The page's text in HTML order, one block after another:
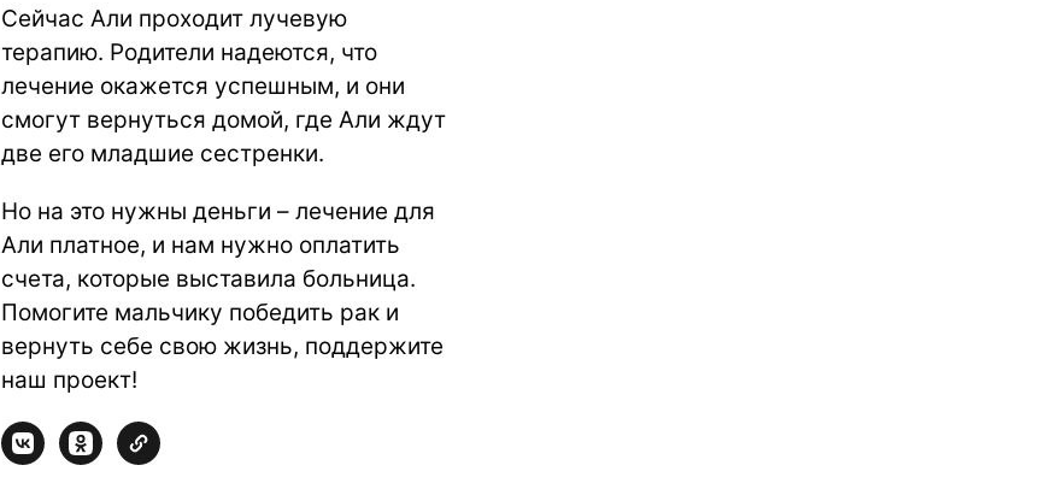
Сейчас Али проходит лучевую
терапию. Родители надеются, что
лечение окажется успешным, и они
смогут вернуться домой, где Али ждут
две его младшие сестренки.
Но на это нужны деньги – лечение для
Али платное, и нам нужно оплатить
счета, которые выставила больница.
Помогите мальчику победить рак и
вернуть себе свою жизнь, поддержите
наш проект!